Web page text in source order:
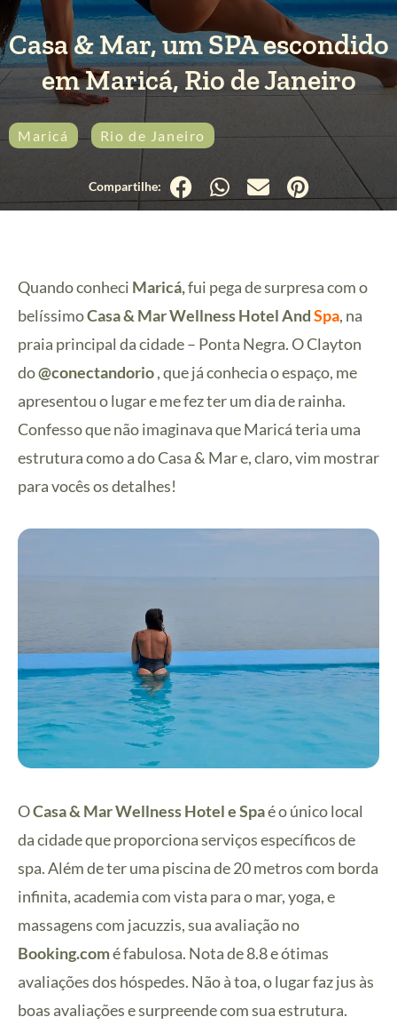
Casa & Mar, um SPA escondido
em Maricá, Rio de Janeiro
Maricá Rio de Janeiro
Quando conheci Maricá,fui pega de surpresa com o
belíssimoCasa & Mar Wellness Hotel AndSpa, na
praia principal da cidade – Ponta Negra. O Clayton
do@conectandorio, que já conhecia o espaço, me
apresentou o lugar e me fez ter um dia de rainha.
Confesso que não imaginava que Maricá teria uma
estrutura como a do Casa & Mar e, claro, vim mostrar
para vocês os detalhes!
OCasa & Mar Wellness Hotel e Spaé o único local
da cidade que proporciona serviços específicos de
spa. Além de ter uma piscina de 20 metros com borda
infinita, academia com vista para o mar, yoga, e
massagens com jacuzzis, sua avaliação no
Booking.comé fabulosa. Nota de 8.8 e ótimas
avaliações dos hóspedes. Não à toa, o lugar faz jus às
boas avaliações e surpreende com sua estrutura.